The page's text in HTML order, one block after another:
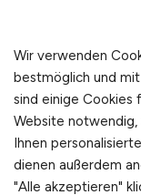
optimale
Du
Typische
Wir verwenden
bestmöglich und
sind einige Cookies
Website
Ihnen
dienen außerdem
"Alle akzeptieren"